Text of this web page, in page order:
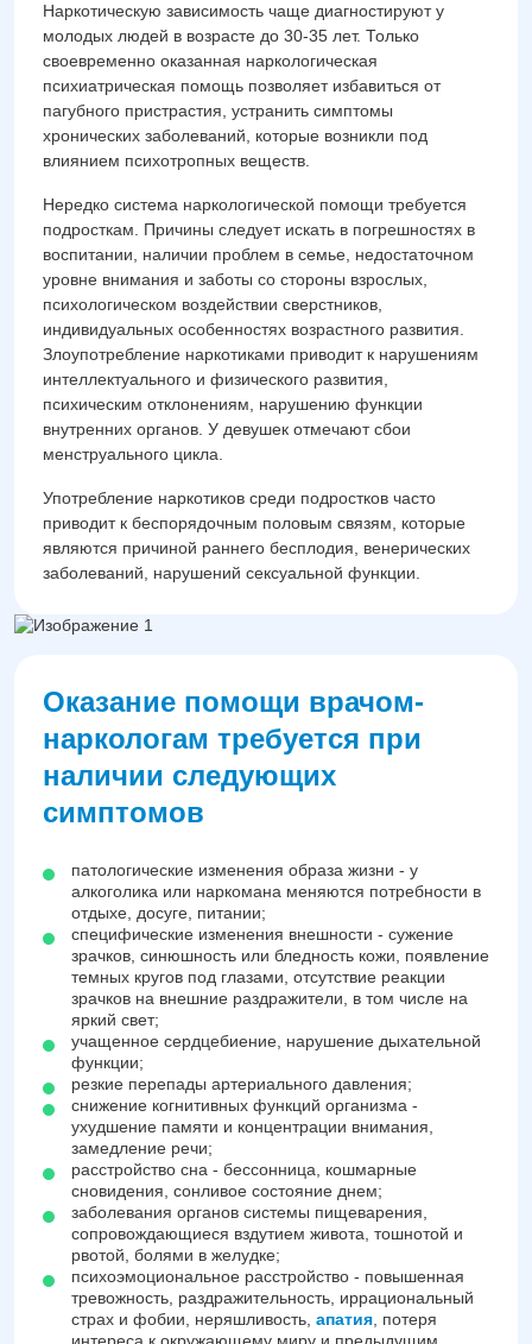
Наркотическую зависимость чаще диагностируют у
молодых людей в возрасте до 30-35 лет. Только
своевременно оказанная наркологическая
психиатрическая помощь позволяет избавиться от
пагубного пристрастия, устранить симптомы
хронических заболеваний, которые возникли под
влиянием психотропных веществ.
Нередко система наркологической помощи требуется
подросткам. Причины следует искать в погрешностях в
воспитании, наличии проблем в семье, недостаточном
уровне внимания и заботы со стороны взрослых,
психологическом воздействии сверстников,
индивидуальных особенностях возрастного развития.
Злоупотребление наркотиками приводит к нарушениям
интеллектуального и физического развития,
психическим отклонениям, нарушению функции
внутренних органов. У девушек отмечают сбои
менструального цикла.
Употребление наркотиков среди подростков часто
приводит к беспорядочным половым связям, которые
являются причиной раннего бесплодия, венерических
заболеваний, нарушений сексуальной функции.
Оказание помощи врачом-
наркологам требуется при
наличии следующих
симптомов
патологические изменения образа жизни - у
алкоголика или наркомана меняются потребности в
отдыхе, досуге, питании;
специфические изменения внешности - сужение
зрачков, синюшность или бледность кожи, появление
темных кругов под глазами, отсутствие реакции
зрачков на внешние раздражители, в том числе на
яркий свет;
учащенное сердцебиение, нарушение дыхательной
функции;
резкие перепады артериального давления;
снижение когнитивных функций организма -
ухудшение памяти и концентрации внимания,
замедление речи;
расстройство сна - бессонница, кошмарные
сновидения, сонливое состояние днем;
заболевания органов системы пищеварения,
сопровождающиеся вздутием живота, тошнотой и
рвотой, болями в желудке;
психоэмоциональное расстройство - повышенная
тревожность, раздражительность, иррациональный
страх и фобии, неряшливость, апатия , потеря